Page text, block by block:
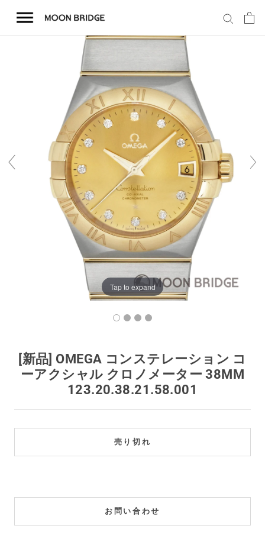
テ
会社概要
保証とメンテナンス
Tap to expand
[新品] OMEGA コンステレーション コ
ーアクシャル クロノメーター 38MM
123.20.38.21.58.001
売り切れ
お問い合わせ